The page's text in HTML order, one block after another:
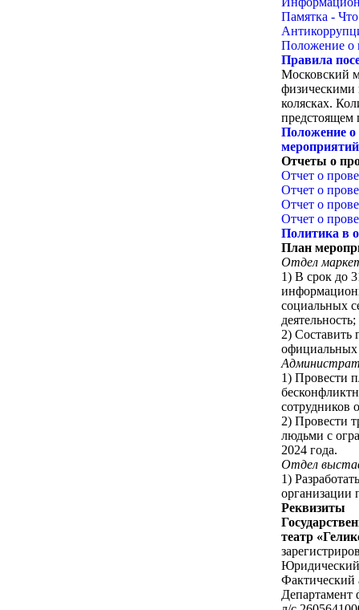
Памятка -
Положение о
Правила
Московский
физическими
колясках.
предстоящем
Положение о
мероприятий
Отчеты о
Отчет о
Отчет о
Отчет о
Отчет о
Политика в
План
Отдел
1) В срок до
социальных
деятельность;
2) Составить
официальных
1) Провести
сотрудников
2) Провести
людьми с
2024 года.
Отдел
1)
организации
Реквизиты
театр
Юридический
Фактический
Департамент